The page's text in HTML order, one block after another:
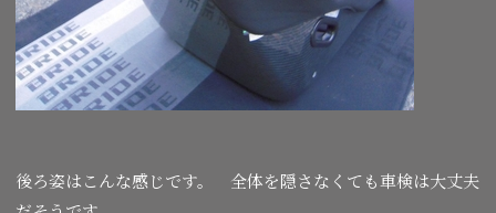
後ろ姿はこんな感じです。 全体を隠さなくても車検は大丈夫